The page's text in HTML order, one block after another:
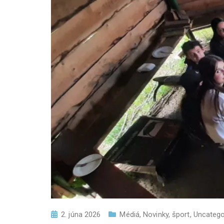
2. júna 2026 Médiá,Novinky, šport,